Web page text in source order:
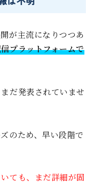
が主流になりつつあ
プラットフォームで
だ発表されていませ
のため、早い段階で
ても、まだ詳細が固